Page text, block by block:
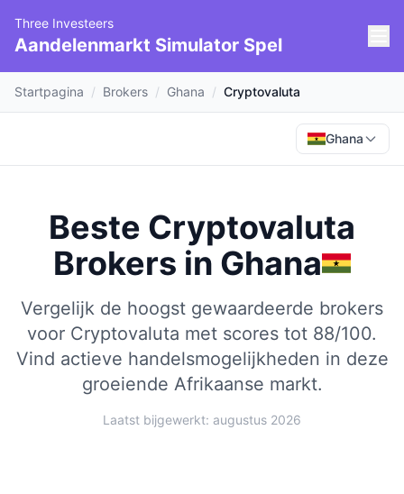
Three Investeers
Aandelenmarkt Simulator Spel
Startpagina / Brokers / Ghana / Cryptovaluta
Ghana
Beste Cryptovaluta
Brokers in Ghana
Vergelijk de hoogst gewaardeerde brokers
voor Cryptovaluta met scores tot 88/100.
Vind actieve handelsmogelijkheden in deze
groeiende Afrikaanse markt.
Laatst bijgewerkt: augustus 2026